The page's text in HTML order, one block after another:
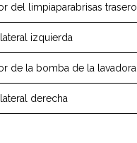
del limpiaparabrisas trasero
lateral izquierda
de la bomba de la lavadora
lateral derecha